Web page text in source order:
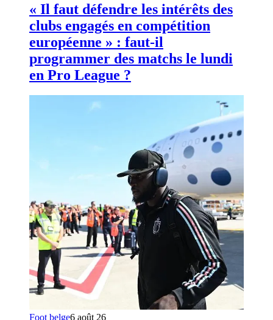
« Il faut défendre les intérêts des
clubs engagés en compétition
européenne » : faut-il
programmer des matchs le lundi
en Pro League ?
Foot belge6 août 26